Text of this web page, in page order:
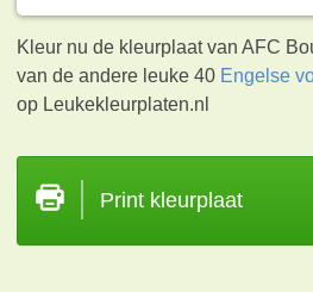
Kleur nu de kleurplaat van AFC
van de andere leuke 40 Engelse
op Leukekleurplaten.nl
Print kleurplaat